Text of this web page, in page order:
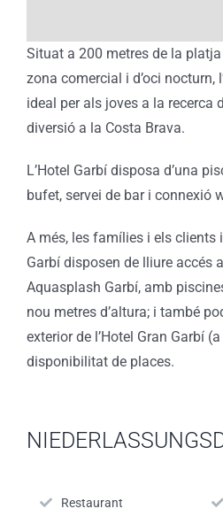
Situat a 200 metres de la
zona comercial i d’oci nocturn,
ideal per als joves a la recerca
diversió a la Costa Brava.
L’Hotel Garbí disposa d’una
bufet, servei de bar i connexió
A més, les famílies i els clients
Garbí disposen de lliure accés
Aquasplash Garbí, amb
nou metres d’altura; i també
exterior de l’Hotel Gran Garbí
disponibilitat de places.
Restaurant